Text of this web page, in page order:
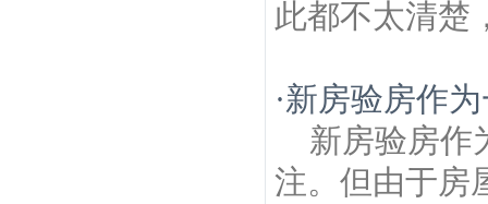
此都不太清楚
·新房验房作
新房验房作
注。但由于房